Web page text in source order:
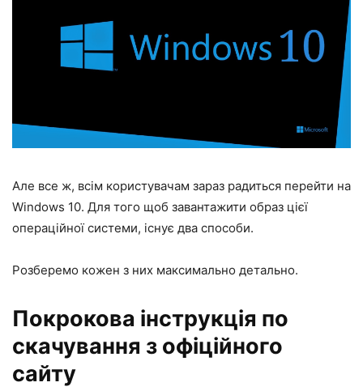
Але все ж, всім користувачам зараз радиться перейти на
Windows 10. Для того щоб завантажити образ цієї
операційної системи, існує два способи.
Розберемо кожен з них максимально детально.
Покрокова інструкція по
скачування з офіційного
сайту